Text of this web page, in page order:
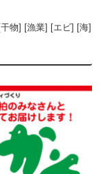
干物] [漁業] [エビ] [海]